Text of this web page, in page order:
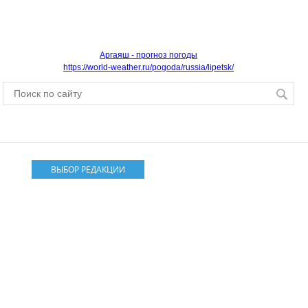
Аргаяш - прогноз погоды
https://world-weather.ru/pogoda/russia/lipetsk/
ВЫБОР РЕДАКЦИИ